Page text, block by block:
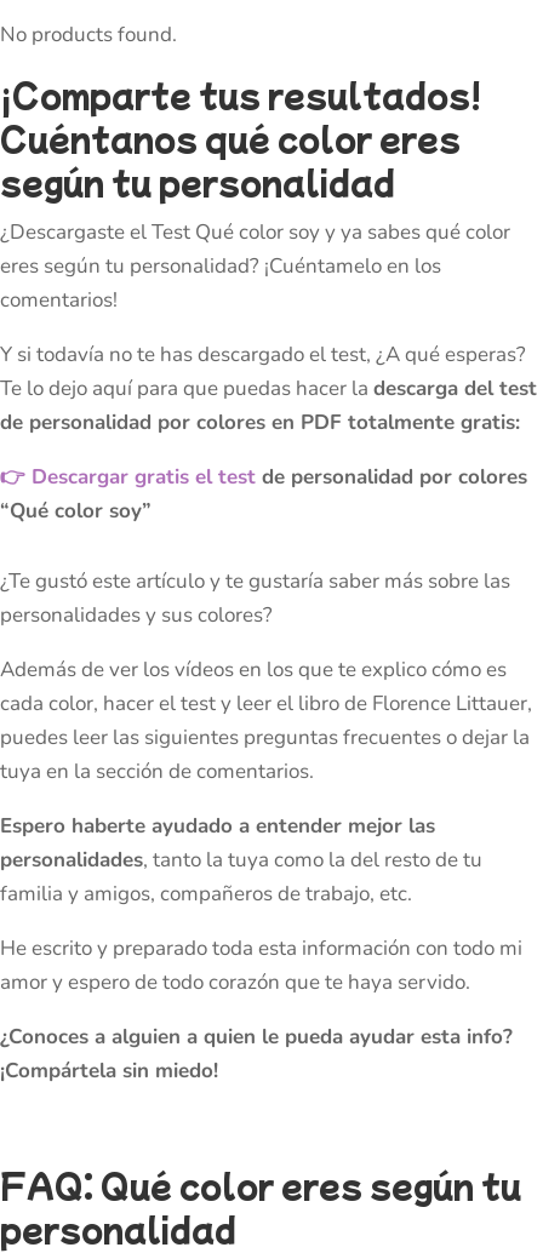
No products found.
¡Comparte tus resultados!
Cuéntanos qué color eres
según tu personalidad
¿Descargaste el Test Qué color soy y ya sabes qué color
eres según tu personalidad? ¡Cuéntamelo en los
comentarios!
Y si todavía no te has descargado el test, ¿A qué esperas?
Te lo dejo aquí para que puedas hacer la descarga del test
de personalidad por colores en PDF totalmente gratis:
👉 Descargar gratis el test de personalidad por colores
“Qué color soy”
¿Te gustó este artículo y te gustaría saber más sobre las
personalidades y sus colores?
Además de ver los vídeos en los que te explico cómo es
cada color, hacer el test y leer el libro de Florence Littauer,
puedes leer las siguientes preguntas frecuentes o dejar la
tuya en la sección de comentarios.
Espero haberte ayudado a entender mejor las
personalidades, tanto la tuya como la del resto de tu
familia y amigos, compañeros de trabajo, etc.
He escrito y preparado toda esta información con todo mi
amor y espero de todo corazón que te haya servido.
¿Conoces a alguien a quien le pueda ayudar esta info?
¡Compártela sin miedo!
FAQ: Qué color eres según tu
personalidad